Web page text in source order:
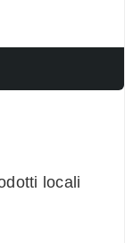
locali